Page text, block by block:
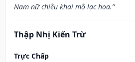
Nam nữ chiêu khai mộ lạc hoa.”
Thập Nhị Kiến Trừ
Trực Chấp